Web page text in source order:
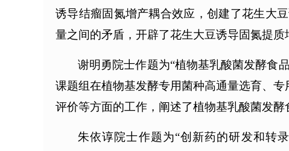
诱导结瘤固氮增产耦合效应，创建了花生大
量之间的矛盾，开辟了花生大豆诱导固氮提质
谢明勇院士作题为“植物基乳酸菌发酵食
课题组在植物基发酵专用菌种高通量选育、
评价等方面的工作，阐述了植物基乳酸菌发酵
朱依谆院士作题为“创新药的研发和转